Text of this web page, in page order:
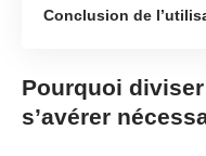
Conclusion de
Pourquoi
s’avérer